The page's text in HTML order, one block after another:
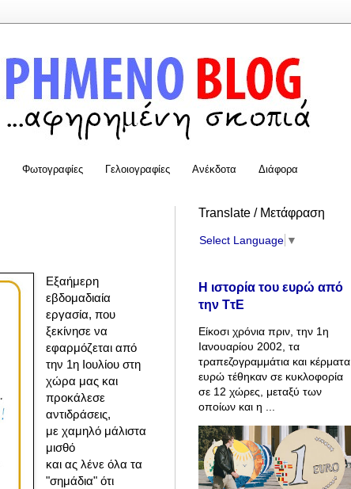
Φωτογραφίες Γελοιογραφίες Ανέκδοτα Διάφορα
Εξαήμερη
εβδομαδιαία
εργασία, που
ξεκίνησε να
εφαρμόζεται από
την 1η Ιουλίου στη
χώρα μας και
προκάλεσε
αντιδράσεις,
με χαμηλό μάλιστα
μισθό
και ας λένε όλα τα
"σημάδια" ότι
Translate / Μετάφραση
Select Language ▼
Η ιστορία του ευρώ από
την ΤτΕ
Είκοσι χρόνια πριν, την 1η
Ιανουαρίου 2002, τα
τραπεζογραμμάτια και κέρματα
ευρώ τέθηκαν σε κυκλοφορία
σε 12 χώρες, μεταξύ των
οποίων και η ...